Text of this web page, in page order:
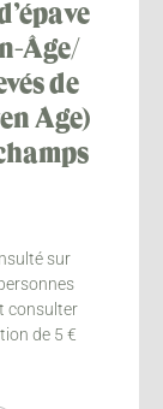
Âge/
de
Age)
sur
consulter
de 5 €